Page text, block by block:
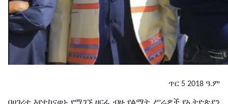
ጥር 5 2018 ዓ.ም
በሀገሪቷ እየተከናወኑ የሚገኙ ዘርፈ ብዙ የልማት ሥራዎች የኢትዮጵያን